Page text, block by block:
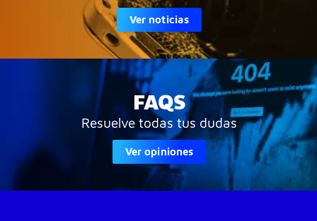
Ver noticias
FAQS
Resuelve todas tus dudas
Ver opiniones